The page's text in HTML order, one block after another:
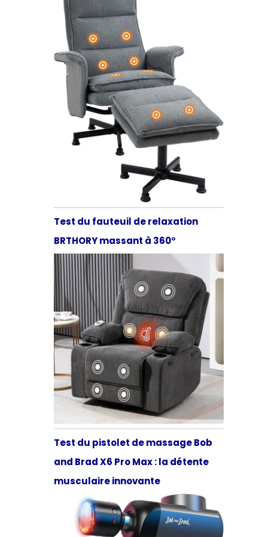
Test du fauteuil de relaxation
BRTHORY massant à 360°
Test du pistolet de massage Bob
and Brad X6 Pro Max : la détente
musculaire innovante